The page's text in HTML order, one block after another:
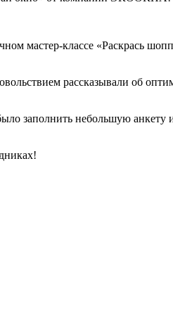
мастер-классе «Раскрась
рассказывали об
заполнить небольшую анкету